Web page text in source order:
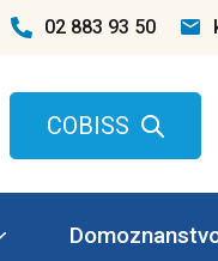
02 883 93 50
COBISS